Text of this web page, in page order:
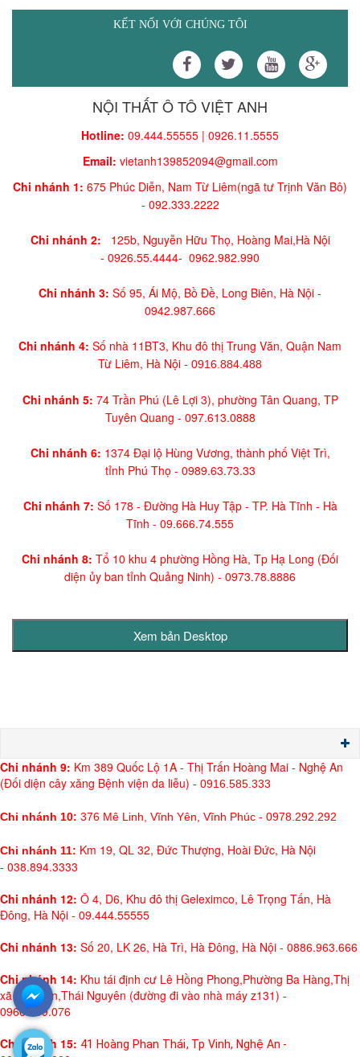
KẾT NỐI VỚI CHÚNG TÔI
NỘI THẤT Ô TÔ VIỆT ANH
Hotline: 09.444.55555 | 0926.11.5555
Email: vietanh139852094@gmail.com
Chi nhánh 1: 675 Phúc Diễn, Nam Từ Liêm(ngã tư Trịnh Văn Bô)
- 092.333.2222
Chi nhánh 2: 125b, Nguyễn Hữu Thọ, Hoàng Mai,Hà Nội
- 0926.55.4444- 0962.982.990
Chi nhánh 3: Số 95, Ái Mộ, Bồ Đề, Long Biên, Hà Nội -
0942.987.666
Chi nhánh 4: Số nhà 11BT3, Khu đô thị Trung Văn, Quận Nam
Từ Liêm, Hà Nội - 0916.884.488
Chi nhánh 5: 74 Trần Phú (Lê Lợi 3), phường Tân Quang, TP
Tuyên Quang - 097.613.0888
Chi nhánh 6: 1374 Đại lộ Hùng Vương, thành phố Việt Trì,
tỉnh Phú Thọ - 0989.63.73.33
Chi nhánh 7: Số 178 - Đường Hà Huy Tập - TP. Hà Tĩnh - Hà
Tĩnh - 09.666.74.555
Chi nhánh 8: Tổ 10 khu 4 phường Hồng Hà, Tp Hạ Long (Đối
diện ủy ban tỉnh Quảng Ninh) - 0973.78.8886
Chi nhánh 9: Km 389 Quốc Lộ 1A - Thị Trấn Hoàng Mai - Nghệ An
(Đối diện cây xăng Bệnh viện da liễu) - 0916.585.333
Chi nhánh 10: 376 Mê Linh, Vĩnh Yên, Vĩnh Phúc - 0978.292.292
Chi nhánh 11: Km 19, QL 32, Đức Thượng, Hoài Đức, Hà Nội
- 038.894.3333
Chi nhánh 12: Ô 4, D6, Khu đô thị Geleximco, Lê Trọng Tấn, Hà
Đông, Hà Nội - 09.444.55555
Chi nhánh 13: Số 20, LK 26, Hà Trì, Hà Đông, Hà Nội - 0886.963.666
Chi nhánh 14: Khu tái định cư Lê Hồng Phong,Phường Ba Hàng,Thị
xã Phổ Yên,Thái Nguyên (đường đi vào nhà máy z131) -
0966.999.076
Chi nhánh 15: 41 Hoàng Phan Thái, Tp Vinh, Nghệ An -